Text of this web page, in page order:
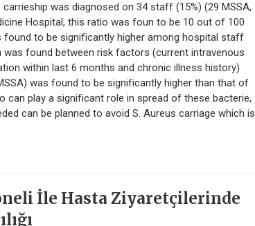
was diagnosed on 34 staff (15%) (29 MSSA,
Hospital, this ratio was foun to be 10 out of 100
found to be significantly higher among hospital staff
found between risk factors (current intravenous
within last 6 months and chronic illness history)
was found to be significantly higher than that of
play a significant role in spread of these bacterie,
can be planned to avoid S. Aureus carriage which is
İle Hasta Ziyaretçilerinde